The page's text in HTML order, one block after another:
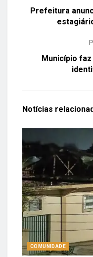
Prefeitura
Município
Notícias
COMUNIDADE